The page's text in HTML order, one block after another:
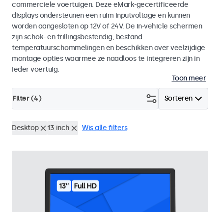
commerciele voertuigen. Deze eMark-gecertificeerde
displays ondersteunen een ruim inputvoltage en kunnen
worden aangesloten op 12V of 24V. De in-vehicle schermen
zijn schok- en trillingsbestendig, bestand
temperatuurschommelingen en beschikken over veelzijdige
montage opties waarmee ze naadloos te integreren zijn in
ieder voertuig.
Toon meer
Sorteren
Filter (4)
Desktop 13 inch Wis alle filters